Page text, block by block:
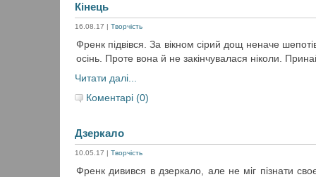
Кінець
16.08.17 | Творчість
Френк підвівся. За вікном сірий дощ неначе
осінь. Проте вона й не закінчувалася ніколи.
Читати далі...
Коментарі (0)
Дзеркало
10.05.17 | Творчість
Френк дивився в дзеркало, але не міг пізнати